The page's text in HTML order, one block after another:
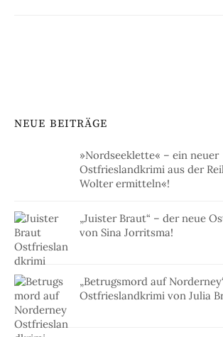
NEUE BEITRÄGE
»Nordseeklette« – ein neuer
Ostfrieslandkrimi aus der
Wolter ermitteln«!
„Juister Braut“ – der neue
von Sina Jorritsma!
„Betrugsmord auf
Ostfrieslandkrimi von Julia